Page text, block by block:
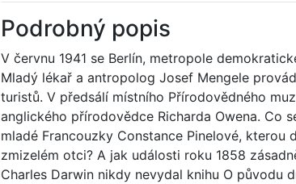
Podrobný popis
V červnu 1941 se Berlín, metropole
Mladý lékař a antropolog Josef Mengele
turistů. V předsálí místního Přírodovědného
anglického přírodovědce Richarda Owena. Co
mladé Francouzky Constance Pinelové,
zmizelém otci? A jak události roku 1858
Charles Darwin nikdy nevydal knihu O původu